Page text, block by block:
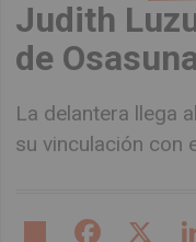
Judith
de
La delantera llega
su vinculación con
Share Facebook